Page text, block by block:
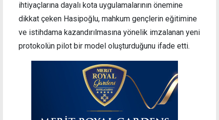
ihtiyaçlarına dayalı kota uygulamalarının önemine
dikkat çeken Hasipoğlu, mahkum gençlerin eğitimine
ve istihdama kazandırılmasına yönelik imzalanan yeni
protokolün pilot bir model oluşturduğunu ifade etti.